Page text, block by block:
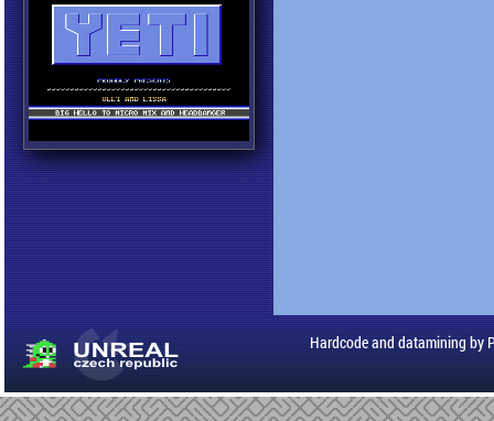
Hardcode and datamining by